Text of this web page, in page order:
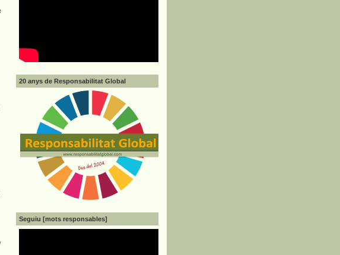
20 anys de Responsabilitat Global
Seguiu [mots responsables]